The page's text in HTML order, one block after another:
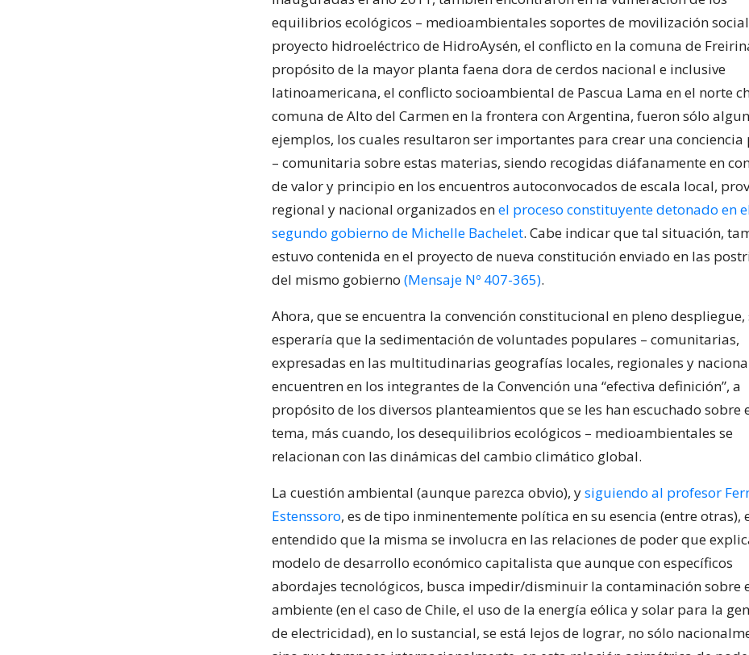
equilibrios ecológicos – medioambientales soportes de movilización
proyecto hidroeléctrico de HidroAysén, el conflicto en la comuna de
propósito de la mayor planta faena dora de cerdos nacional e inclusive
latinoamericana, el conflicto socioambiental de Pascua Lama en el norte
comuna de Alto del Carmen en la frontera con Argentina, fueron sólo
ejemplos, los cuales resultaron ser importantes para crear una
– comunitaria sobre estas materias, siendo recogidas diáfanamente en
de valor y principio en los encuentros autoconvocados de escala local,
regional y nacional organizados enel proceso constituyente detonado en
segundo gobierno de Michelle Bachelet. Cabe indicar que tal situación,
estuvo contenida en el proyecto de nueva constitución enviado en las
del mismo gobierno (Mensaje Nº 407-365).
Ahora, que se encuentra la convención constitucional en pleno despliegue,
esperaría que la sedimentación de voluntades populares – comunitarias,
expresadas en las multitudinarias geografías locales, regionales y
encuentren en los integrantes de la Convención una “efectiva definición”, a
propósito de los diversos planteamientos que se les han escuchado sobre
tema, más cuando, los desequilibrios ecológicos – medioambientales se
relacionan con las dinámicas del cambio climático global.
La cuestión ambiental (aunque parezca obvio), ysiguiendo al profesor
Estenssoro, es de tipo inminentemente política en su esencia (entre otras),
entendido que la misma se involucra en las relaciones de poder que
modelo de desarrollo económico capitalista que aunque con específicos
abordajes tecnológicos, busca impedir/disminuir la contaminación sobre
ambiente (en el caso de Chile, el uso de la energía eólica y solar para la
de electricidad), en lo sustancial, se está lejos de lograr, no sólo